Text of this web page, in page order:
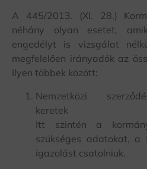
A 445/2013. (XI. 28.)
néhány olyan esetet,
engedélyt is vizsgálat
megfelelően irányadók az
Ilyen többek között:
Nemzetközi
keretek
Itt szintén a
szükséges adatokat, a
igazolást csatolniuk.